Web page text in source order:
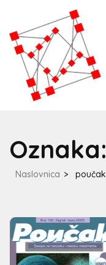
Oznaka:
Naslovnica > poučak